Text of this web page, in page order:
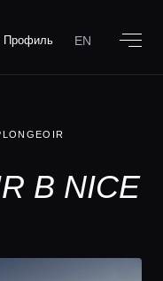
Профиль EN
В NICE